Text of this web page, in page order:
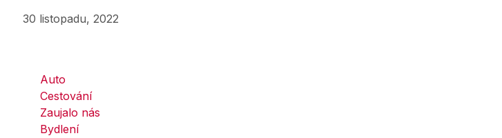
30 listopadu, 2022
Auto
Cestování
Zaujalo nás
Bydlení